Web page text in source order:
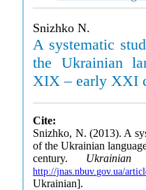
Snizhko N.
A systematic
the Ukrainian
XIX – early XXI
Cite:
Snizhko, N. (2013). A
of the Ukrainian
century. Ukrainian
http://jnas.nbuv.gov.ua/
Ukrainian].